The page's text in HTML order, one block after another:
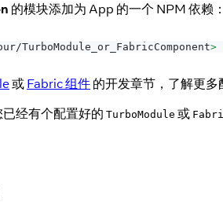
的模块添加为 App 的一个 NPM 依赖
TurboModule_or_FabricComponent>
或 Fabric 组件 的开发章节，了解更多
经有个配置好的 TurboModule 或